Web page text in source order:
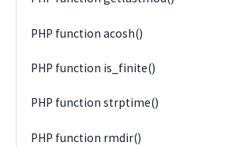
PHP function acosh()
PHP function is_finite()
PHP function strptime()
PHP function rmdir()